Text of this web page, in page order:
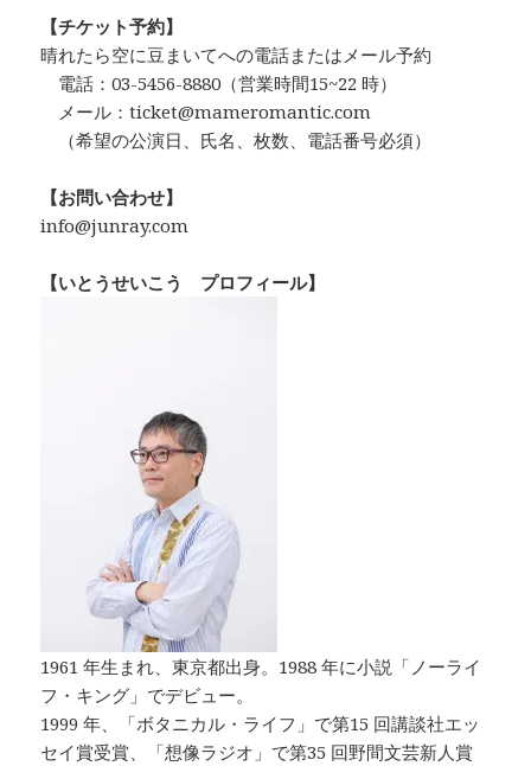
【チケット予約】
晴れたら空に豆まいてへの電話またはメール予約
電話：03-5456-8880（営業時間15~22 時）
メール：ticket@mameromantic.com
（希望の公演日、氏名、枚数、電話番号必須）
【お問い合わせ】
info@junray.com
【いとうせいこう プロフィール】
1961 年生まれ、東京都出身。1988 年に小説「ノーライ
フ・キング」でデビュー。
1999 年、「ボタニカル・ライフ」で第15 回講談社エッ
セイ賞受賞、「想像ラジオ」で第35 回野間文芸新人賞